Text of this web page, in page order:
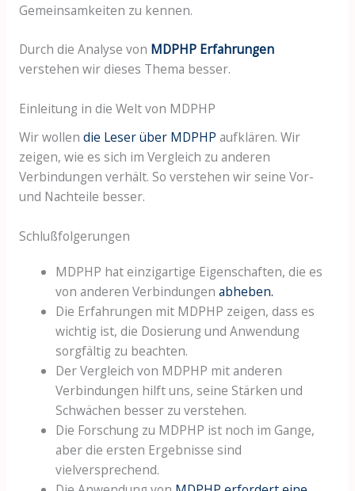
Gemeinsamkeiten zu kennen.
Durch die Analyse von MDPHP Erfahrungen
verstehen wir dieses Thema besser.
Einleitung in die Welt von MDPHP
Wir wollen die Leser über MDPHP aufklären. Wir
zeigen, wie es sich im Vergleich zu anderen
Verbindungen verhält. So verstehen wir seine Vor-
und Nachteile besser.
Schlußfolgerungen
MDPHP hat einzigartige Eigenschaften, die es
von anderen Verbindungenabheben.
Die Erfahrungen mit MDPHP zeigen, dass es
wichtig ist, die Dosierung und Anwendung
sorgfältig zu beachten.
Der Vergleich von MDPHP mit anderen
Verbindungen hilft uns, seine Stärken und
Schwächen besser zu verstehen.
Die Forschung zu MDPHP ist noch im Gange,
aber die ersten Ergebnisse sind
vielversprechend.